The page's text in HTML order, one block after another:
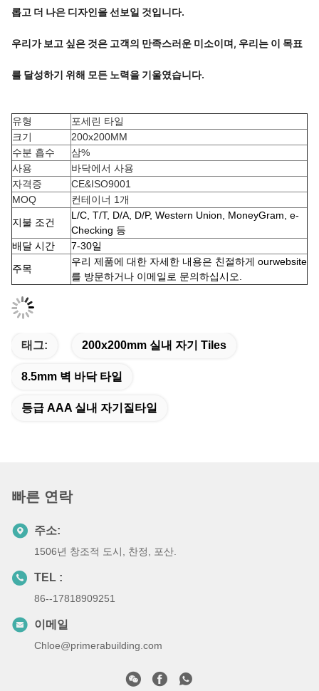
롭고 더 나은 디자인을 선보일 것입니다.
우리가 보고 싶은 것은 고객의 만족스러운 미소이며, 우리는 이 목표
를 달성하기 위해 모든 노력을 기울였습니다.
유형
포세린 타일
크기
200x200MM
수분 흡수
삼%
사용
바닥에서 사용
자격증
CE&ISO9001
MOQ
컨테이너 1개
지불 조건
L/C, T/T, D/A, D/P, Western Union, MoneyGram, e-
Checking 등
배달 시간
7-30일
주목
우리 제품에 대한 자세한 내용은 친절하게 ourwebsite
를 방문하거나 이메일로 문의하십시오.
빠른 연락
주소:
1506년 창조적 도시, 찬정, 포산.
TEL :
86--17818909251
이메일